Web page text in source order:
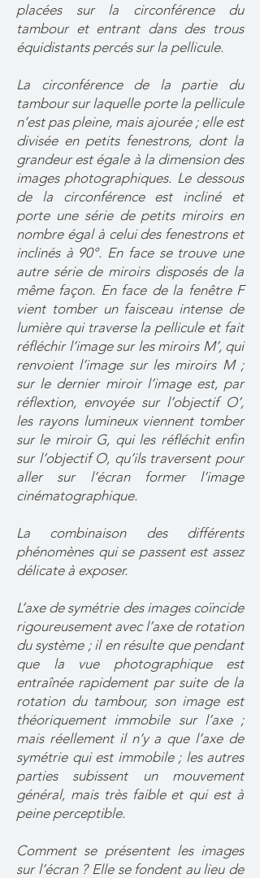
placées sur la circonférence du
tambour et entrant dans des trous
équidistants percés sur la pellicule.
La circonférence de la partie du
tambour sur laquelle porte la pellicule
n’est pas pleine, mais ajourée ; elle est
divisée en petits fenestrons, dont la
grandeur est égale à la dimension des
images photographiques. Le dessous
de la circonférence est incliné et
porte une série de petits miroirs en
nombre égal à celui des fenestrons et
inclinés à 90°. En face se trouve une
autre série de miroirs disposés de la
même façon. En face de la fenêtre F
vient tomber un faisceau intense de
lumière qui traverse la pellicule et fait
réfléchir l’image sur les miroirs M’, qui
renvoient l’image sur les miroirs M ;
sur le dernier miroir l’image est, par
réflextion, envoyée sur l’objectif O’,
les rayons lumineux viennent tomber
sur le miroir G, qui les réfléchit enfin
sur l’objectif O, qu’ils traversent pour
aller sur l’écran former l’image
cinématographique.
La combinaison des différents
phénomènes qui se passent est assez
délicate à exposer.
L’axe de symétrie des images coïncide
rigoureusement avec l’axe de rotation
du système ; il en résulte que pendant
que la vue photographique est
entraînée rapidement par suite de la
rotation du tambour, son image est
théoriquement immobile sur l’axe ;
mais réellement il n’y a que l’axe de
symétrie qui est immobile ; les autres
parties subissent un mouvement
général, mais très faible et qui est à
peine perceptible.
Comment se présentent les images
sur l’écran ? Elle se fondent au lieu de